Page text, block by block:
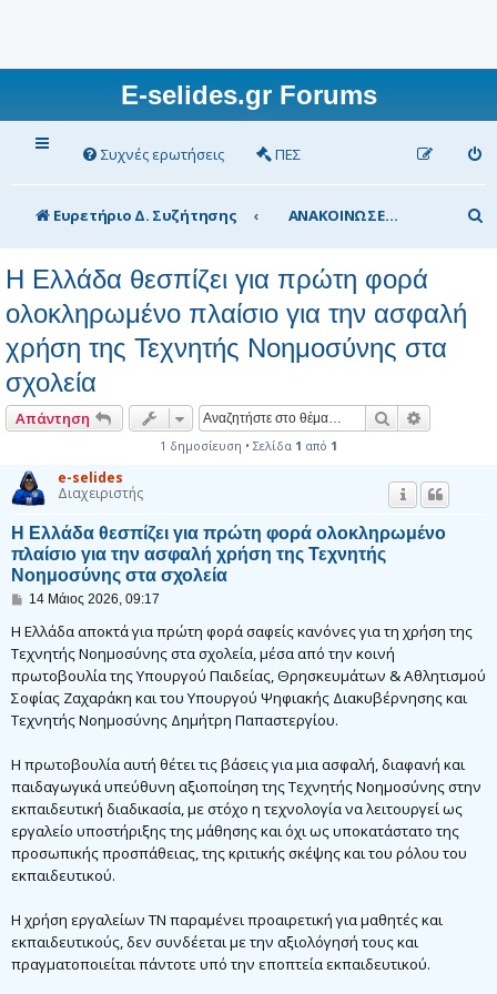
E-selides.gr Forums
Συχνές ερωτήσεις ΠΕΣ
Ευρετήριο Δ. Συζήτησης ΑΝΑΚΟΙΝΩΣΕΙΣ Υπουργείου Παιδείας
ν
Η Ελλάδα θεσπίζει για πρώτη φορά
ολοκληρωμένο πλαίσιο για την ασφαλή
χρήση της Τεχνητής Νοημοσύνης στα
σχολεία
Απάντηση Αναζήτηση
1 δημοσίευση • Σελίδα 1 από 1
e-selides
Διαχειριστής
Η Ελλάδα θεσπίζει για πρώτη φορά ολοκληρωμένο
πλαίσιο για την ασφαλή χρήση της Τεχνητής
Νοημοσύνης στα σχολεία
Δ
μ
σ
ί
υ
σ
14 Μάιος 2026, 09:17
Η Ελλάδα αποκτά για πρώτη φορά σαφείς κανόνες για τη χρήση της
Τεχνητής Νοημοσύνης στα σχολεία, μέσα από την κοινή
πρωτοβουλία της Υπουργού Παιδείας, Θρησκευμάτων & Αθλητισμού
Σοφίας Ζαχαράκη και του Υπουργού Ψηφιακής Διακυβέρνησης και
Τεχνητής Νοημοσύνης Δημήτρη Παπαστεργίου.
Η πρωτοβουλία αυτή θέτει τις βάσεις για μια ασφαλή, διαφανή και
παιδαγωγικά υπεύθυνη αξιοποίηση της Τεχνητής Νοημοσύνης στην
εκπαιδευτική διαδικασία, με στόχο η τεχνολογία να λειτουργεί ως
εργαλείο υποστήριξης της μάθησης και όχι ως υποκατάστατο της
προσωπικής προσπάθειας, της κριτικής σκέψης και του ρόλου του
εκπαιδευτικού.
Η χρήση εργαλείων ΤΝ παραμένει προαιρετική για μαθητές και
εκπαιδευτικούς, δεν συνδέεται με την αξιολόγησή τους και
πραγματοποιείται πάντοτε υπό την εποπτεία εκπαιδευτικού.